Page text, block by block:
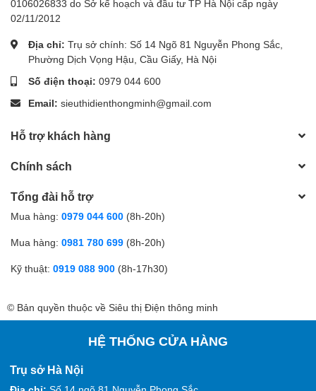
0106026833 do Sở kế hoạch và đầu tư TP Hà Nội cấp ngày
02/11/2012
Địa chỉ: Trụ sở chính: Số 14 Ngõ 81 Nguyễn Phong Sắc,
Phường Dịch Vọng Hậu, Cầu Giấy, Hà Nội
Số điện thoại: 0979 044 600
Email: sieuthidienthongminh@gmail.com
Hỗ trợ khách hàng
Chính sách
Tổng đài hỗ trợ
Mua hàng: 0979 044 600 (8h-20h)
Mua hàng: 0981 780 699 (8h-20h)
Kỹ thuật: 0919 088 900 (8h-17h30)
© Bản quyền thuộc về Siêu thị Điện thông minh
HỆ THỐNG CỬA HÀNG
Trụ sở Hà Nội